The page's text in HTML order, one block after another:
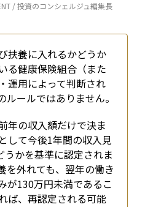
/ 投資のコンシェルジュ編集長
扶養に入れるかどうか
る健康保険組合（また
運用によって判断され
ルールではありません。
年の収入額だけで決ま
して今後1年間の収入見
かを基準に認定されま
を外れても、翌年の働き
が130万円未満であるこ
ば、再認定される可能